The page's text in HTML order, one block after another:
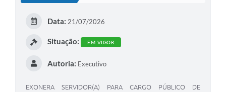
Data: 21/07/2026
Situação: EM VIGOR
Autoria: Executivo
EXONERA SERVIDOR(A) PARA CARGO PÚBLICO DE